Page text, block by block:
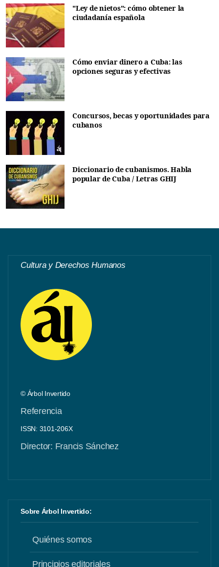
"Ley de nietos": cómo obtener la
ciudadanía española
Cómo enviar dinero a Cuba: las
opciones seguras y efectivas
Concursos, becas y oportunidades para
cubanos
Diccionario de cubanismos. Habla
popular de Cuba / Letras GHIJ
Cultura y Derechos Humanos
© Árbol Invertido
Referencia
ISSN: 3101-206X
Director: Francis Sánchez
Sobre Árbol Invertido:
Quiénes somos
Principios editoriales